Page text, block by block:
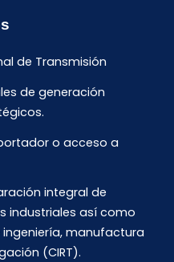
de Transmisión
de generación
o acceso a
integral de
industriales así como
manufactura
(CIRT).